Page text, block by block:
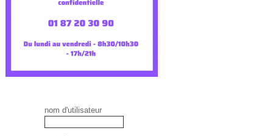
nom d'utilisateur